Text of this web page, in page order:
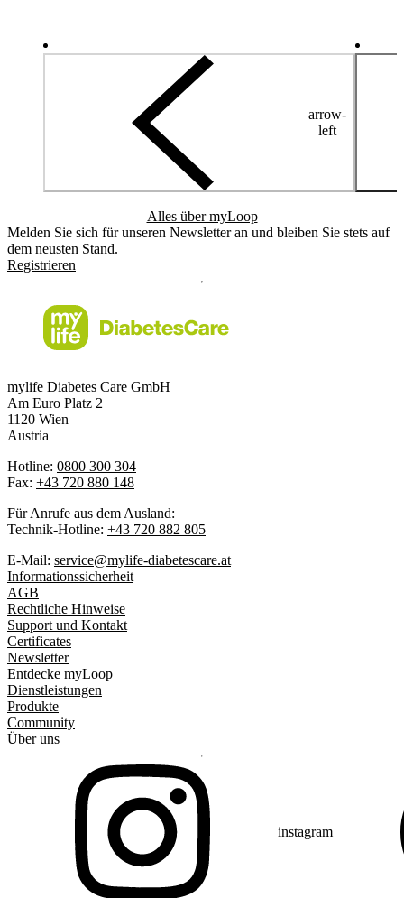
arrow-
left
Alles über myLoop
Melden Sie sich für unseren Newsletter an und bleiben Sie stets auf
dem neusten Stand.
Registrieren
mylife Diabetes Care GmbH
Am Euro Platz 2
1120 Wien
Austria
Hotline: 0800 300 304
Fax: +43 720 880 148
Für Anrufe aus dem Ausland:
Technik-Hotline: +43 720 882 805
E-Mail: service@mylife-diabetescare.at
Informationssicherheit
AGB
Rechtliche Hinweise
Support und Kontakt
Certificates
Newsletter
Entdecke myLoop
Dienstleistungen
Produkte
Community
Über uns
instagram